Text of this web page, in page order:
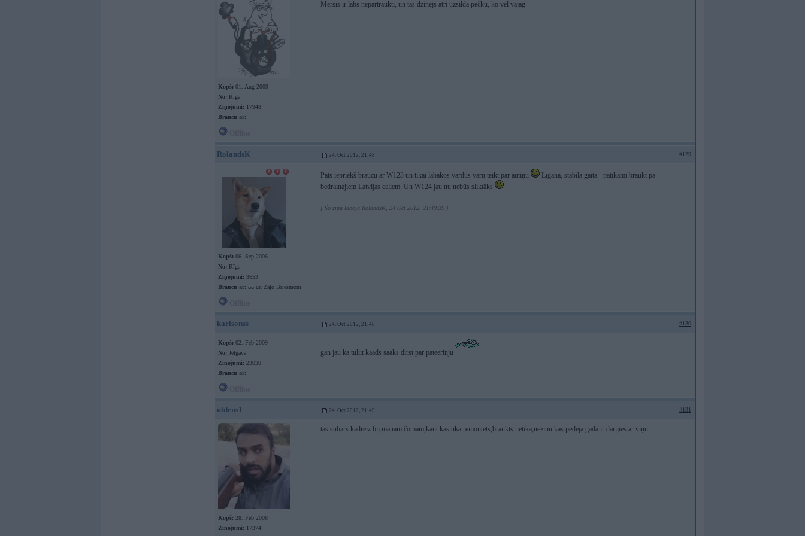
Kopš: 01. Aug 2009
No: Rīga
Ziņojumi: 17948
Braucu ar:
Mersis ir labs nepārtraukti, un tas dzinējs ātri uzsilda pečku, ko vēl vajag
RolandsK 24. Oct 2012, 21:48 #129
Kopš: 06. Sep 2006
No: Rīga
Ziņojumi: 3653
Braucu ar: ᴑᴑ un Zaļo Briesmoni
Pats iepriekš braucu ar W123 un tikai labākos vārdus varu teikt par autiņu
Līgana, stabila gaita - patīkami braukt pa
bedrainajiem Latvijas ceļiem. Un W124 jau nu nebūs sliktāks
[ Šo ziņu laboja RolandsK, 24 Oct 2012, 21:49:39 ]
karlsonss 24. Oct 2012, 21:48 #130
Kopš: 02. Feb 2009
No: Jelgava
Ziņojumi: 23038
Braucu ar:
gan jau ka tuliit kaads saaks dirst par pateerinju
uldens1 24. Oct 2012, 21:49 #131
Kopš: 28. Feb 2008
Ziņojumi: 17374
tas subars kadreiz bij manam čomam,kaut kas tika remontets,braukts netika,nezinu kas pedeja gada ir darijies ar viņu